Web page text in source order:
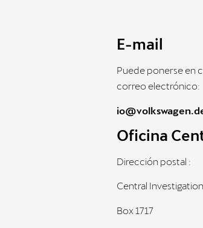
E-mail
Puede ponerse en
correo electrónico:
Oficina
Dirección postal :
Central
Box 1717